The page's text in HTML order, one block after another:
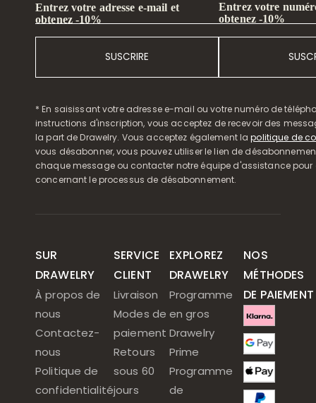
Entrez votre adresse e-mail et
obtenez -10%
SUSCRIRE
Entrez votre
obtenez -10%
* En saisissant votre adresse e-mail ou votre numéro de
instructions d'inscription, vous acceptez de recevoir des
la part de Drawelry. Vous acceptez également lapolitique de
vous désabonner, vous pouvez utiliser le lien de
chaque message ou contacter notre équipe d'assistance pour
concernant le processus de désabonnement.
SUR
DRAWELRY
À propos de
nous
Contactez-
nous
Politique de
confidentialité
SERVICE
CLIENT
Livraison
Modes de
paiement
Retours
sous 60
jours
EXPLOREZ
DRAWELRY
Programme
en gros
Drawelry
Prime
Programme
de
NOS
MÉTHODES
DE PAIEMENT